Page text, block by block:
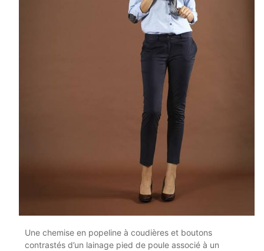
Une chemise en popeline à coudières et boutons
contrastés d’un lainage pied de poule associé à un